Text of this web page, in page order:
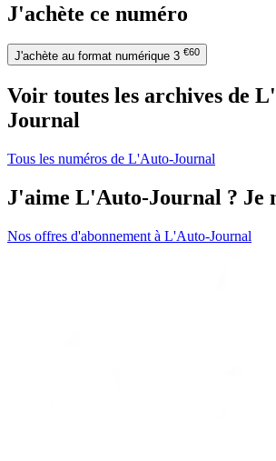
J'achète ce numéro
J'achète au format numérique 3 €60
Voir toutes les archives de
Journal
Tous les numéros de L'Auto-Journal
J'aime L'Auto-Journal ? Je
Nos offres d'abonnement à L'Auto-Journal